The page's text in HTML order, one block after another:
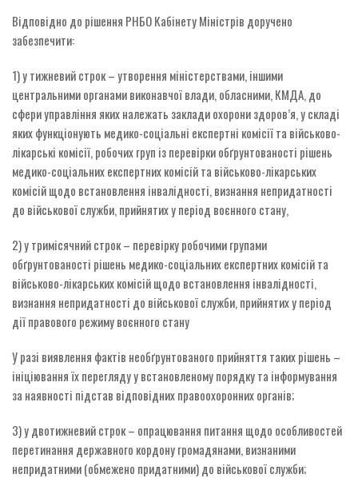
Відповідно до рішення РНБО Кабінету Міністрів доручено
забезпечити:
1) у тижневий строк – утворення міністерствами, іншими
центральними органами виконавчої влади, обласними, КМДА, до
сфери управління яких належать заклади охорони здоров’я, у складі
яких функціонують медико-соціальні експертні комісії та військово-
лікарські комісії, робочих груп із перевірки обґрунтованості рішень
медико-соціальних експертних комісій та військово-лікарських
комісій щодо встановлення інвалідності, визнання непридатності
до військової служби, прийнятих у період воєнного стану,
2) у тримісячний строк – перевірку робочими групами
обґрунтованості рішень медико-соціальних експертних комісій та
військово-лікарських комісій щодо встановлення інвалідності,
визнання непридатності до військової служби, прийнятих у період
дії правового режиму воєнного стану
У разі виявлення фактів необґрунтованого прийняття таких рішень –
ініціювання їх перегляду у встановленому порядку та інформування
за наявності підстав відповідних правоохоронних органів;
3) у двотижневий строк – опрацювання питання щодо особливостей
перетинання державного кордону громадянами, визнаними
непридатними (обмежено придатними) до військової служби;